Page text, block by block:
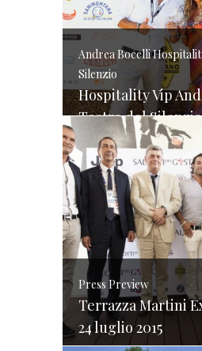
Andrea Bocelli
Silenzio
Hospitality Vip
Teatro del Silenzio –
Press Preview
Terrazza Martini
24 luglio 2015